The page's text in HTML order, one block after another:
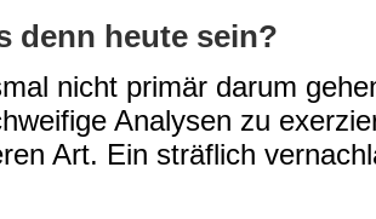
denn heute sein?
nicht primär darum
Analysen zu
Art. Ein sträflich